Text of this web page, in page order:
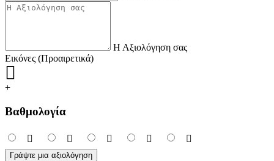
Η Αξιολόγηση σας
Εικόνες (Προαιρετικά)
+
Βαθμολογία
Γράψτε μια αξιολόγηση